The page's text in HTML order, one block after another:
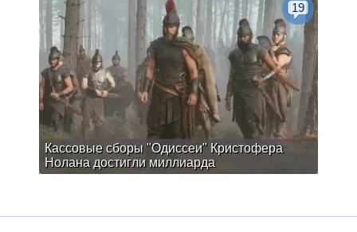
Кассовые сборы "Одиссеи" Кристофера
Нолана достигли миллиарда
19